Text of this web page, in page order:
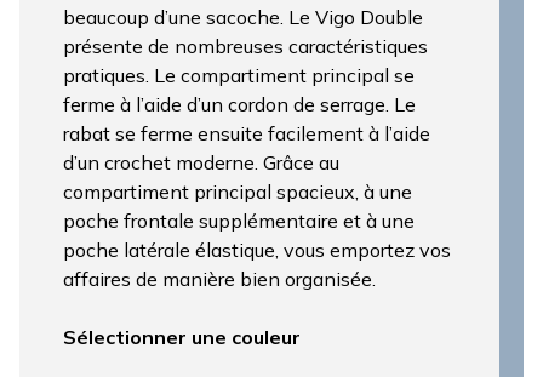
beaucoup d’une sacoche. Le Vigo Double
présente de nombreuses caractéristiques
pratiques. Le compartiment principal se
ferme à l’aide d’un cordon de serrage. Le
rabat se ferme ensuite facilement à l’aide
d’un crochet moderne. Grâce au
compartiment principal spacieux, à une
poche frontale supplémentaire et à une
poche latérale élastique, vous emportez vos
affaires de manière bien organisée.
Sélectionner une couleur